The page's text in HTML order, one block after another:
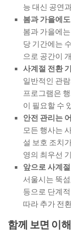
능 대신 공연
봄과 가을에
봄과 가을에
당 기간에는
으로 공간이
사계절 전환
일반적인 관
프로그램은
이 필요할 수
안전 관리는
모든 행사는
설 보호 조치
영의 최우선
앞으로 사계
서울시는 뚝
등으로 단계
따라 추가 전
함께 보면 이